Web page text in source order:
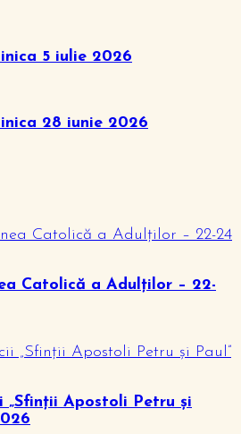
5 iulie 2026
28 iunie 2026
Catolică a Adulților – 22-
„Sfinții Apostoli Petru și